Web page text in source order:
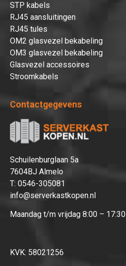
STP kabels
RJ45 aansluitingen
RJ45 tules
OM2 glasvezel bekabeling
OM3 glasvezel bekabeling
Glasvezel accessoires
Stroomkabels
Contactgegevens
Schuilenburglaan 5a
7604BJ Almelo
T: 0546-305081
info@serverkastkopen.nl
Maandag t/m vrijdag 8:00 – 17:30
KVK: 58021256